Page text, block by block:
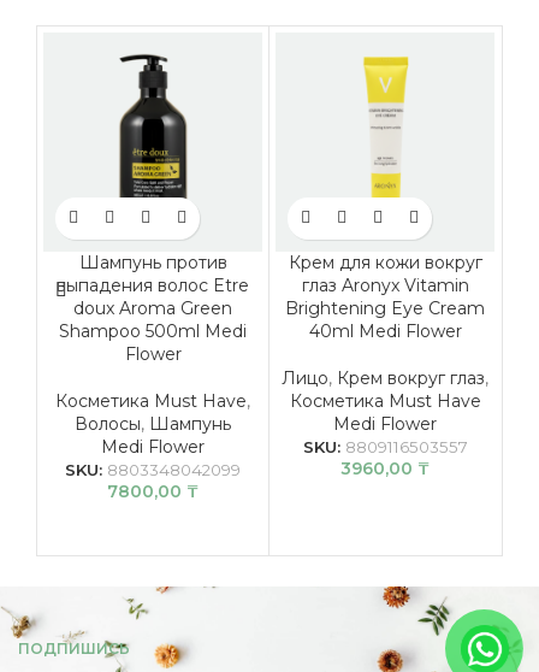
Шампунь против
выпадения волос Etre
doux Aroma Green
Shampoo 500ml Medi
Flower
Косметика Must Have,
Волосы, Шампунь
Medi Flower
SKU: 8803348042099
7800,00 ₸
Крем для кожи вокруг
глаз Aronyx Vitamin
Brightening Eye Cream
40ml Medi Flower
Лицо, Крем вокруг глаз,
Косметика Must Have
Medi Flower
SKU: 8809116503557
3960,00 ₸
ПОДПИШИСЬ